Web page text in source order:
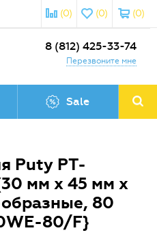
(0)
(0)
(0)
8 (812) 425-33-74
Перезвоните мне
Sale
Puty PT-
мм х 45 мм х
80
80/F}